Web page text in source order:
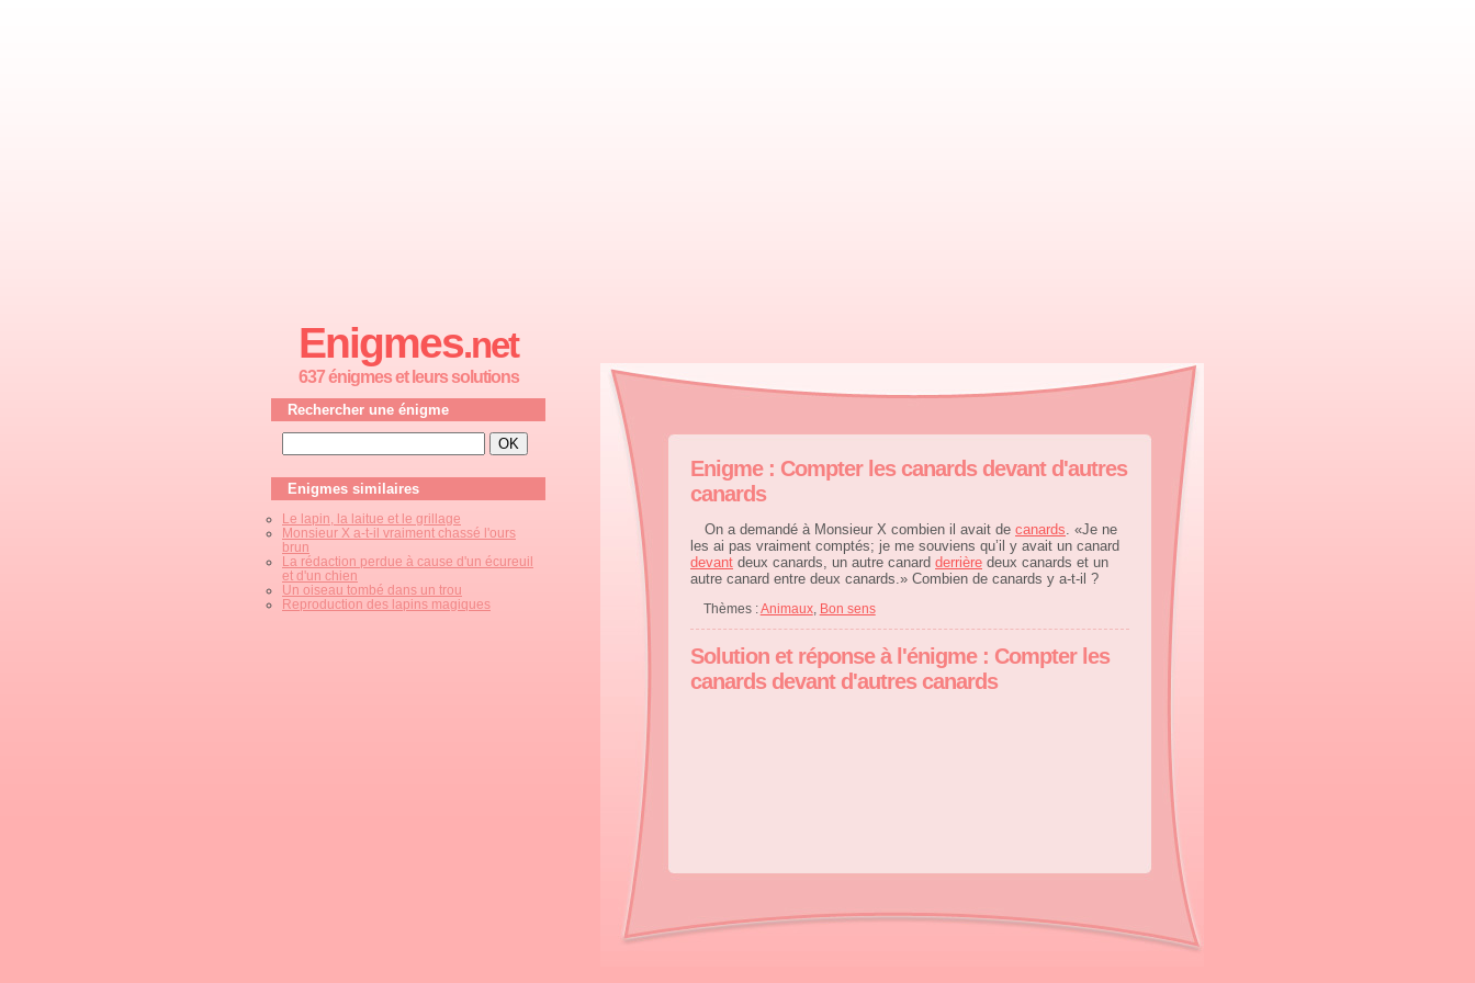
Enigme : Compter les canards devant d'autres
canards
On a demandé à Monsieur X combien il avait de canards. «Je ne
les ai pas vraiment comptés; je me souviens qu’il y avait un canard
devant deux canards, un autre canard derrière deux canards et un
autre canard entre deux canards.» Combien de canards y a-t-il ?
Thèmes :Animaux, Bon sens
Solution et réponse à l'énigme : Compter les
canards devant d'autres canards
Enigmes.net
637 énigmes et leurs solutions
Rechercher une énigme
Enigmes similaires
Le lapin, la laitue et le grillage
Monsieur X a-t-il vraiment chassé l'ours
brun
La rédaction perdue à cause d'un écureuil
et d'un chien
Un oiseau tombé dans un trou
Reproduction des lapins magiques